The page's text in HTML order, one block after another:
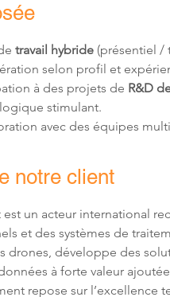
travail hybride (présentiel /
selon profil et
à des projets de R&D
stimulant.
avec des équipes
notre client
un acteur international
et des systèmes de
drones, développe des
à forte valeur
repose sur l’excellence